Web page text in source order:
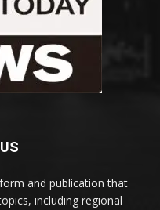
and publication that
including regional